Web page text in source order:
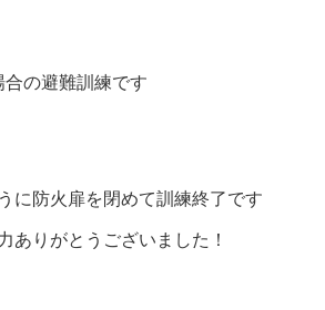
の避難訓練です
に防火扉を閉めて訓練終了です
ありがとうございました！